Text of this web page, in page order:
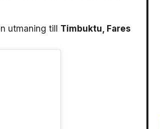
utmaning till Timbuktu, Fares